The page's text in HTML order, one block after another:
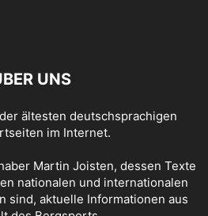
UNS
ältesten deutschsprachigen
im Internet.
Martin Joisten, dessen Texte
nationalen und internationalen
sind, aktuelle Informationen aus